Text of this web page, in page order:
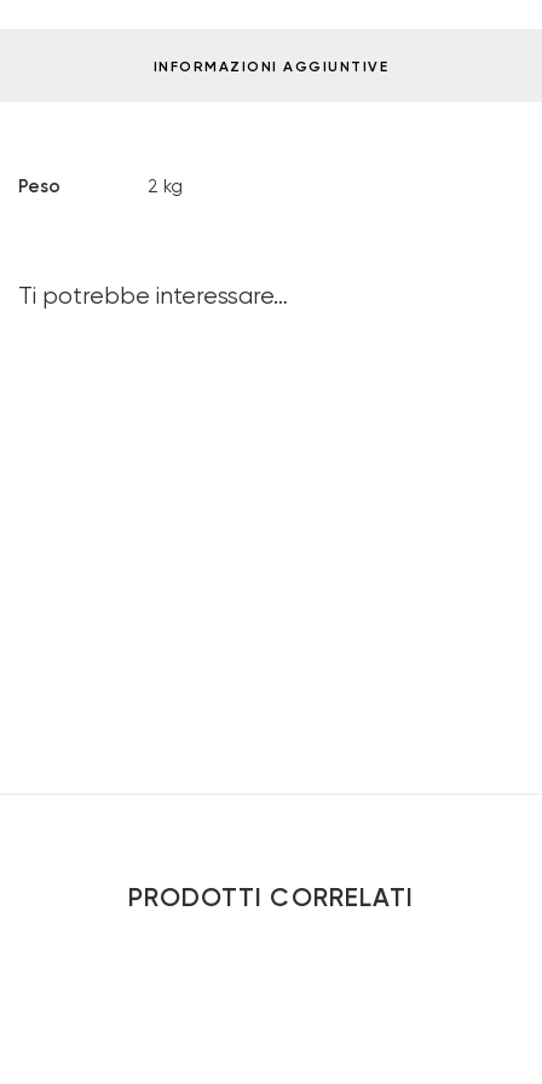
INFORMAZIONI AGGIUNTIVE
Peso 2 kg
Ti potrebbe interessare…
PRODOTTI CORRELATI